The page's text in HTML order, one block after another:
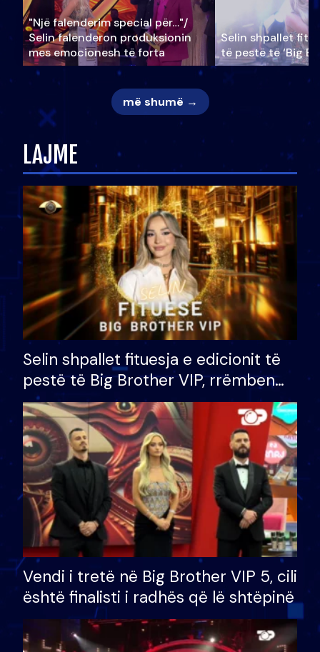
"Një falenderim special për…"/
Selin falënderon produksionin
mes emocionesh të forta
Selin shpallet
të pestë të ‘Big
më shumë →
LAJME
Selin shpallet fituesja e edicionit të
pestë të Big Brother VIP, rrëmben
çmimin e madh prej 100 mijë eurosh
Vendi i tretë në Big Brother VIP 5, cili
është finalisti i radhës që lë shtëpinë